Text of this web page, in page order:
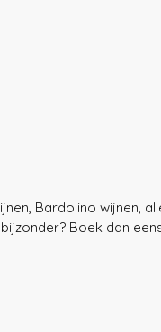
Bardolino wijnen,
Boek dan